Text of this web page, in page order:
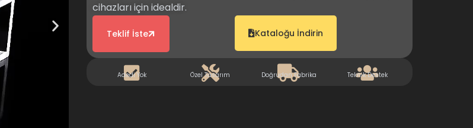
cihazları için idealdir.
Teklif İste Kataloğu İndirin
Adedi Yok Özel Tasarım Doğrudan Fabrika Teknik Destek